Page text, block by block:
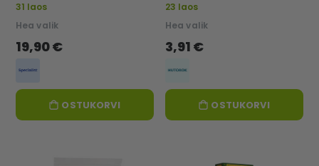
31 laos
Hea valik
19,90 €
OSTUKORVI
23 laos
Hea valik
3,91 €
OSTUKORVI